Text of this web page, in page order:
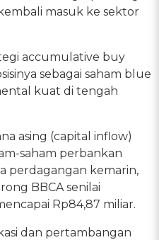
masuk ke sektor
accumulative buy
sebagai saham blue
kuat di tengah
asing (capital inflow)
saham perbankan
perdagangan kemarin,
BBCA senilai
Rp84,87 miliar.
dan pertambangan